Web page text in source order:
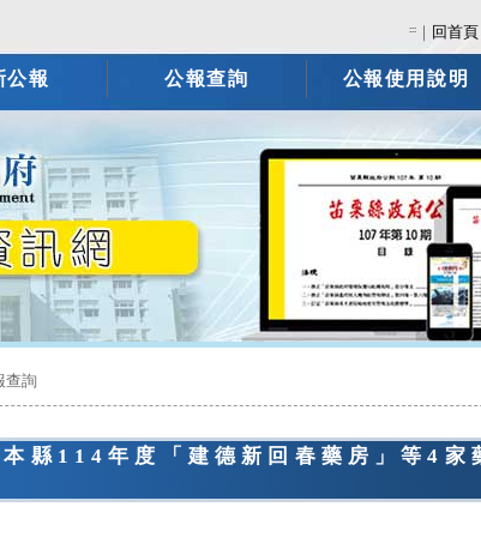
::: 回首頁
公報 公報查詢 公報使用說明
查詢
本縣114年度「建德新回春藥房」等4